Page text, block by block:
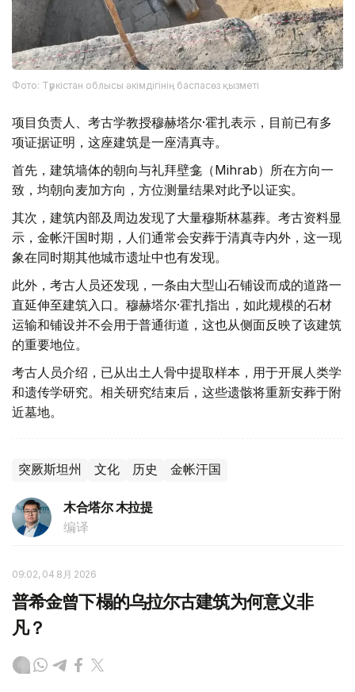
Фото: Түркістан облысы әкімдігінің баспасөз қызметі
项目负责人、考古学教授穆赫塔尔·霍扎表示，目前已有多
项证据证明，这座建筑是一座清真寺。
首先，建筑墙体的朝向与礼拜壁龛（Mihrab）所在方向一
致，均朝向麦加方向，方位测量结果对此予以证实。
其次，建筑内部及周边发现了大量穆斯林墓葬。考古资料显
示，金帐汗国时期，人们通常会安葬于清真寺内外，这一现
象在同时期其他城市遗址中也有发现。
此外，考古人员还发现，一条由大型山石铺设而成的道路一
直延伸至建筑入口。穆赫塔尔·霍扎指出，如此规模的石材
运输和铺设并不会用于普通街道，这也从侧面反映了该建筑
的重要地位。
考古人员介绍，已从出土人骨中提取样本，用于开展人类学
和遗传学研究。相关研究结束后，这些遗骸将重新安葬于附
近墓地。
突厥斯坦州 文化 历史 金帐汗国
木合塔尔 木拉提
编译
09:02, 04 8月 2026
普希金曾下榻的乌拉尔古建筑为何意义非
凡？